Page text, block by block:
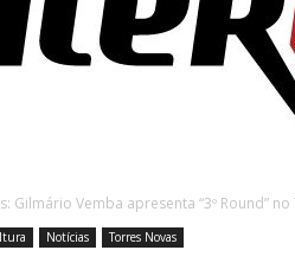
Gilmário Vemba apresenta “3º Round”
Notícias Torres Novas